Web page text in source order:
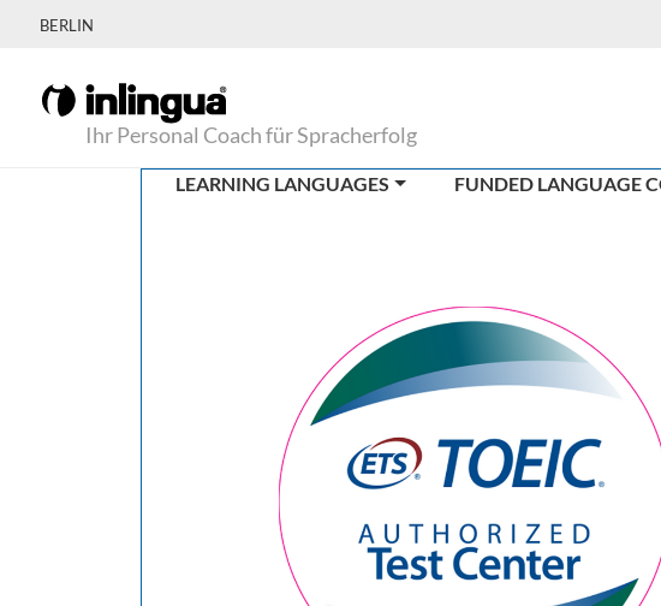
BERLIN
Ihr Personal Coach für Spracherfolg
LEARNING LANGUAGES FUNDED LANGUAGE